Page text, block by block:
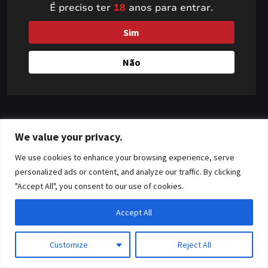
We value your privacy.
We use cookies to enhance your browsing experience, serve
personalized ads or content, and analyze our traffic. By clicking
"Accept All", you consent to our use of cookies.
Customize Reject All
Accept All
something amazing
— check back soon!
É preciso ter 18 anos para entrar.
Sim
Não